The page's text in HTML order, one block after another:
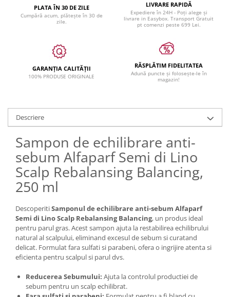
PLATA ÎN 30 DE ZILE
Cumpără acum, plătește în 30 de
zile.
LIVRARE RAPIDĂ
Expediere în 24H - Poți alege și
livrare in Easybox. Transport Gratuit
pt comenzi peste 699 Lei.
GARANȚIA CALITĂȚII
100% PRODUSE ORIGINALE
RĂSPLĂTIM FIDELITATEA
Adună puncte și folosește-le în
magazin!
Descriere
Sampon de echilibrare anti-
sebum Alfaparf Semi di Lino
Scalp Rebalansing Balancing,
250 ml
DescoperitiSamponul de echilibrare anti-sebum Alfaparf
Semi di Lino Scalp Rebalansing Balancing, un produs ideal
pentru parul gras. Acest sampon ajuta la restabilirea echilibrului
natural al scalpului, eliminand excesul de sebum si curatand
delicat. Formulat fara sulfati si parabeni, ofera o ingrijire atenta si
eficienta pentru scalpul si parul dvs.
Reducerea Sebumului: Ajuta la controlul productiei de
sebum pentru un scalp echilibrat.